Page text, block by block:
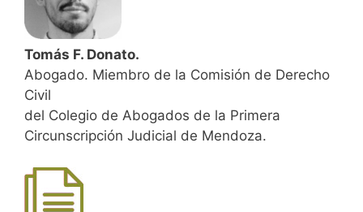
Tomás F. Donato.
Abogado. Miembro de la Comisión de Derecho
Civil
del Colegio de Abogados de la Primera
Circunscripción Judicial de Mendoza.